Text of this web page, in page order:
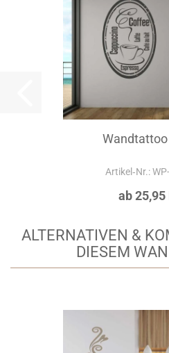
Artikel‑Nr.:
ab 25,95
ALTERNATIVEN &
DIESEM